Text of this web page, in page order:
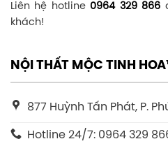
Liên hệ hotline 0964 329 866
khách!
NỘI THẤT MỘC TINH
877 Huỳnh Tấn Phát, P.
Hotline 24/7: 0964 329